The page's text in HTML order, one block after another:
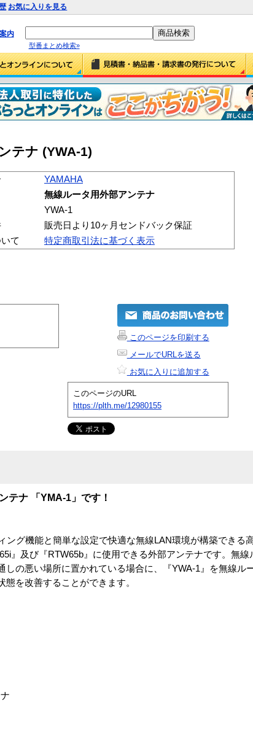
お気に入りを見る
内
型番まとめ検索»
テナ (YWA-1)
YAMAHA
無線ルータ用外部アンテナ
YWA-1
販売日より10ヶ月センドバック保証
て
特定商取引法に基づく表示
このページを印刷する
メールでURLを送る
お気に入りに追加する
このページのURL
https://plth.me/12980155
テナ 「YMA-1」です！
ング機能と簡単な設定で快適な無線LAN環境が構築できる
』及び『RTW65b』に使用できる外部アンテナです。無線
の悪い場所に置かれている場合に、『YWA-1』を無線ル
を改善することができます。